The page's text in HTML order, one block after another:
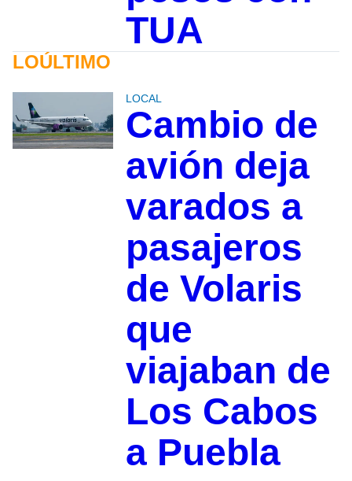
TUA
LOÚLTIMO
LOCAL
Cambio de
avión deja
varados a
pasajeros
de Volaris
que
viajaban de
Los Cabos
a Puebla